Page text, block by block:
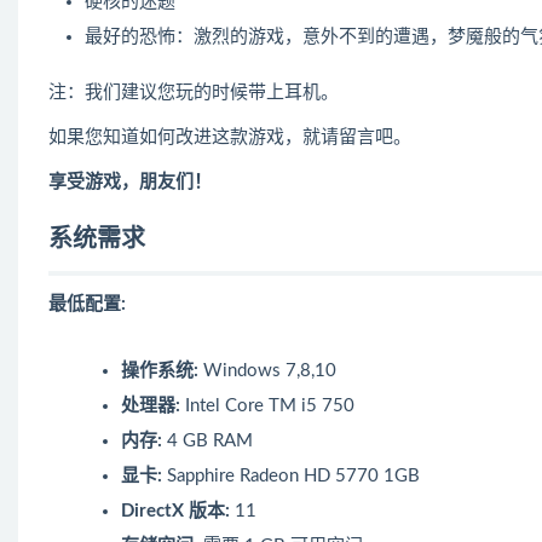
最好的恐怖：激烈的游戏，意外不到的遭遇，梦魇般的气
注：我们建议您玩的时候带上耳机。
如果您知道如何改进这款游戏，就请留言吧。
享受游戏，朋友们！
系统需求
最低配置:
操作系统: Windows 7,8,10
处理器: Intel Core TM i5 750
内存: 4 GB RAM
显卡: Sapphire Radeon HD 5770 1GB
DirectX 版本: 11